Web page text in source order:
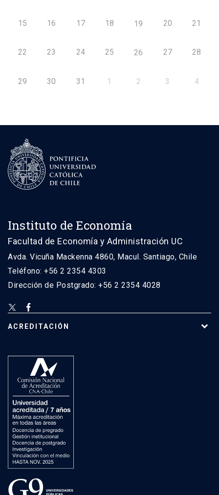
15 16 17 18 19 20 21
22 23 24 25 26 27 28
29 30 31 1 2 3 4
Instituto de Economía
Facultad de Economía y Administración UC
Avda. Vicuña Mackenna 4860, Macul. Santiago, Chile
Teléfono: +56 2 2354 4303
Dirección de Postgrado: +56 2 2354 4028
ACREDITACIÓN